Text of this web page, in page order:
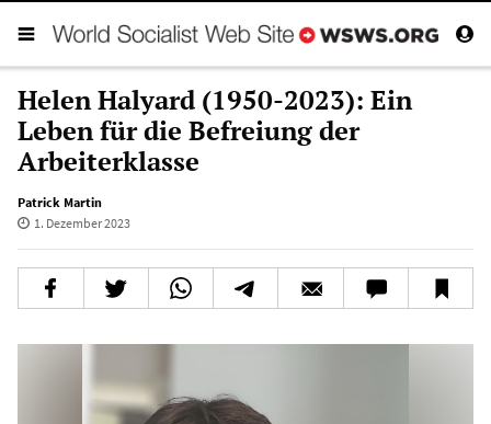
Helen Halyard (1950-2023): Ein
Leben für die Befreiung der
Arbeiterklasse
Patrick Martin
1. Dezember 2023